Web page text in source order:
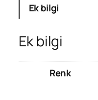
Ek bilgi
Ek bilgi
Renk